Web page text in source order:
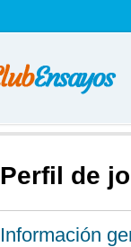
Perfil de
Información